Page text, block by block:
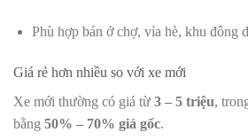
Phù hợp bán ở chợ, vỉa hè, khu đông
Giá rẻ hơn nhiều so với xe mới
Xe mới thường có giá từ 3 – 5 triệu,
bằng 50% – 70% giá gốc.